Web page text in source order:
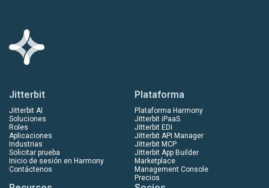
Jitterbit
Jitterbit AI
Soluciones
Roles
Aplicaciones
Industrias
Solicitar prueba
Inicio de sesión en Harmony
Contáctenos
Plataforma
Plataforma Harmony
Jitterbit iPaaS
Jitterbit EDI
Jitterbit API Manager
Jitterbit MCP
Jitterbit App Builder
Marketplace
Management Console
Precios